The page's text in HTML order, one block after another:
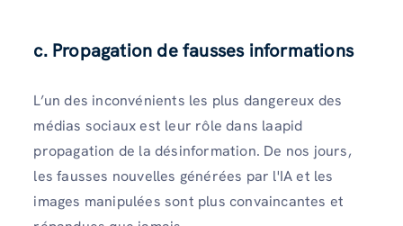
c. Propagation de fausses informations
L’un des inconvénients les plus dangereux des
médias sociaux est leur rôle dans laapid
propagation de la désinformation. De nos jours,
les fausses nouvelles générées par l'IA et les
images manipulées sont plus convaincantes et